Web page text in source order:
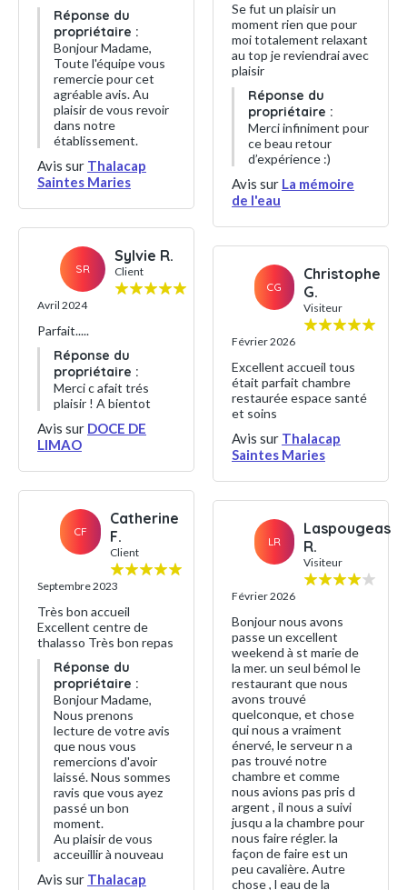
Réponse du
propriétaire :
Bonjour Madame,
Toute l'équipe vous
remercie pour cet
agréable avis. Au
plaisir de vous revoir
dans notre
établissement.
Avis sur Thalacap
Saintes Maries
SR
Sylvie R.
Client
Avril 2024
Parfait.....
Réponse du
propriétaire :
Merci c afait trés
plaisir ! A bientot
Avis sur DOCE DE
LIMAO
CF
Catherine
F.
Client
Septembre 2023
Très bon accueil
Excellent centre de
thalasso Très bon repas
Réponse du
propriétaire :
Bonjour Madame,
Nous prenons
lecture de votre avis
que nous vous
remercions d'avoir
laissé. Nous sommes
ravis que vous ayez
passé un bon
moment.
Au plaisir de vous
acceuillir à nouveau
Avis sur Thalacap
Se fut un plaisir un
moment rien que pour
moi totalement relaxant
au top je reviendrai avec
plaisir
Réponse du
propriétaire :
Merci infiniment pour
ce beau retour
d’expérience :)
Avis sur La mémoire
de l'eau
CG
Christophe
G.
Visiteur
Février 2026
Excellent accueil tous
était parfait chambre
restaurée espace santé
et soins
Avis sur Thalacap
Saintes Maries
LR
Laspougeas
R.
Visiteur
Février 2026
Bonjour nous avons
passe un excellent
weekend à st marie de
la mer. un seul bémol le
restaurant que nous
avons trouvé
quelconque, et chose
qui nous a vraiment
énervé, le serveur n a
pas trouvé notre
chambre et comme
nous avions pas pris d
argent , il nous a suivi
jusqu a la chambre pour
nous faire régler. la
façon de faire est un
peu cavalière. Autre
chose , l eau de la